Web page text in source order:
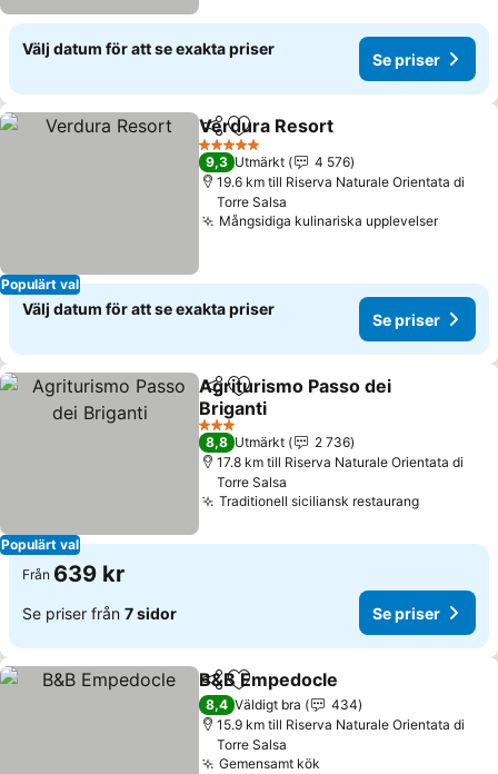
Välj datum för att se exakta priser
Se priser
Populärt val
Dela Lägg till i Mina Favoriter
Verdura Resort
5 Stjärnor
9,3 Utmärkt
4 576
19.6 km till Riserva Naturale Orientata di
Torre Salsa
Mångsidiga kulinariska upplevelser
Välj datum för att se exakta priser
Se priser
Populärt val
Dela Lägg till i Mina Favoriter
Agriturismo Passo dei
Briganti
3 Stjärnor
8,8 Utmärkt
2 736
17.8 km till Riserva Naturale Orientata di
Torre Salsa
Traditionell siciliansk restaurang
Från 639 kr
Se priser från 7 sidor Se priser
Dela Lägg till i Mina Favoriter
B&B Empedocle
8,4 Väldigt bra
434
15.9 km till Riserva Naturale Orientata di
Torre Salsa
Gemensamt kök